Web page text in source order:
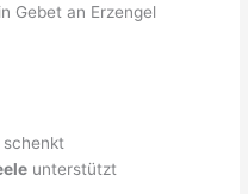
Gebet an Erzengel
schenkt
unterstützt